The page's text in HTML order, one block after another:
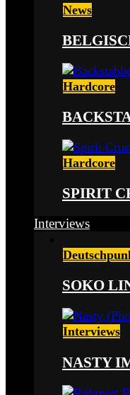
News
Hardcore
Hardcore
SPIRIT
Interviews
SOKO
Interviews
NASTY